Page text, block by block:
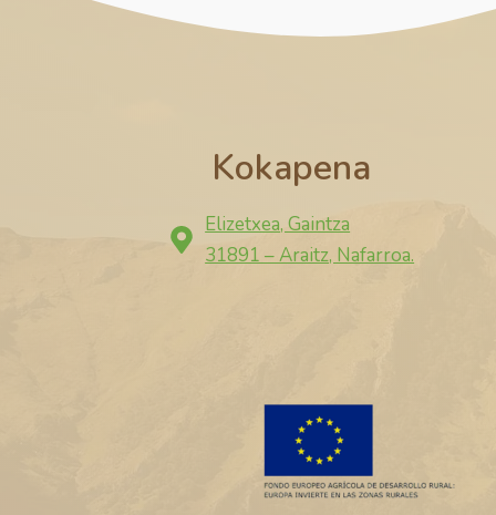
Kokapena
Elizetxea, Gaintza
31891 – Araitz, Nafarroa.